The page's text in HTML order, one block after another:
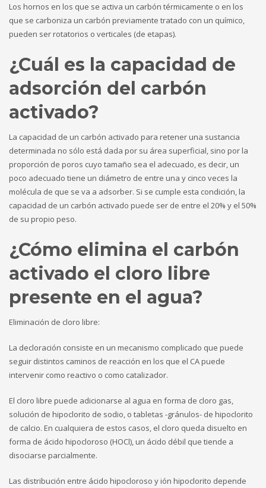
Los hornos en los que se activa un carbón térmicamente o en los
que se carboniza un carbón previamente tratado con un químico,
pueden ser rotatorios o verticales (de etapas).
¿Cuál es la capacidad de
adsorción del carbón
activado?
La capacidad de un carbón activado para retener una sustancia
determinada no sólo está dada por su área superficial, sino por la
proporción de poros cuyo tamaño sea el adecuado, es decir, un
poco adecuado tiene un diámetro de entre una y cinco veces la
molécula de que se va a adsorber. Si se cumple esta condición, la
capacidad de un carbón activado puede ser de entre el 20% y el 50%
de su propio peso.
¿Cómo elimina el carbón
activado el cloro libre
presente en el agua?
Eliminación de cloro libre:
La decloración consiste en un mecanismo complicado que puede
seguir distintos caminos de reacción en los que el CA puede
intervenir como reactivo o como catalizador.
El cloro libre puede adicionarse al agua en forma de cloro gas,
solución de hipoclorito de sodio, o tabletas -gránulos- de hipoclorito
de calcio. En cualquiera de estos casos, el cloro queda disuelto en
forma de ácido hipocloroso (HOCl), un ácido débil que tiende a
disociarse parcialmente.
Las distribución entre ácido hipocloroso y ión hipoclorito depende